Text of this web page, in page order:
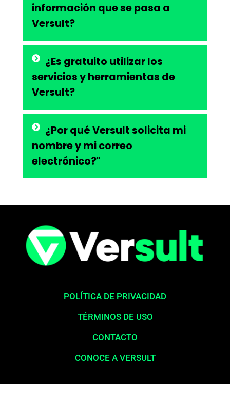
información que se pasa a
Versult?
¿Es gratuito utilizar los
servicios y herramientas de
Versult?
¿Por qué Versult solicita mi
nombre y mi correo
electrónico?"
POLÍTICA DE PRIVACIDAD
TÉRMINOS DE USO
CONTACTO
CONOCE A VERSULT